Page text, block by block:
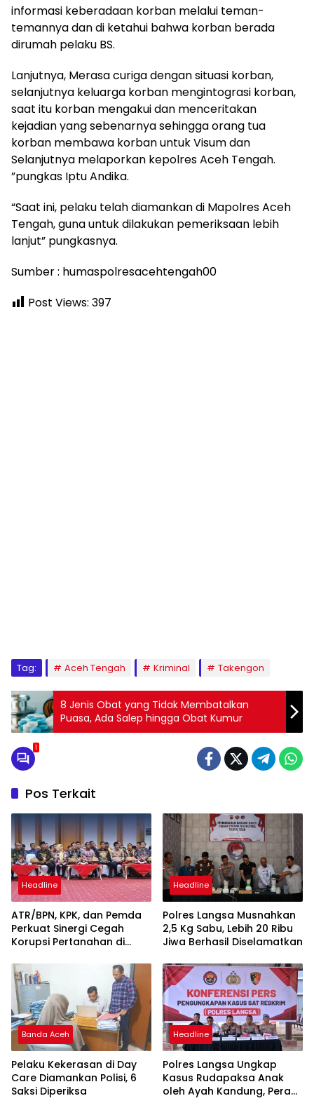
informasi keberadaan korban melalui teman-
temannya dan di ketahui bahwa korban berada
dirumah pelaku BS.
Lanjutnya, Merasa curiga dengan situasi korban,
selanjutnya keluarga korban mengintograsi korban,
saat itu korban mengakui dan menceritakan
kejadian yang sebenarnya sehingga orang tua
korban membawa korban untuk Visum dan
Selanjutnya melaporkan kepolres Aceh Tengah.
”pungkas Iptu Andika.
“Saat ini, pelaku telah diamankan di Mapolres Aceh
Tengah, guna untuk dilakukan pemeriksaan lebih
lanjut” pungkasnya.
Sumber : humaspolresacehtengah00
Post Views: 397
Tag: Aceh Tengah Kriminal Takengon
8 Jenis Obat yang Tidak Membatalkan
Puasa, Ada Salep hingga Obat Kumur
1
Pos Terkait
Headline
ATR/BPN, KPK, dan Pemda
Perkuat Sinergi Cegah
Korupsi Pertanahan di
Headline
Polres Langsa Musnahkan
2,5 Kg Sabu, Lebih 20 Ribu
Jiwa Berhasil Diselamatkan
Banda Aceh
Pelaku Kekerasan di Day
Care Diamankan Polisi, 6
Saksi Diperiksa
Headline
Polres Langsa Ungkap
Kasus Rudapaksa Anak
oleh Ayah Kandung, Peran